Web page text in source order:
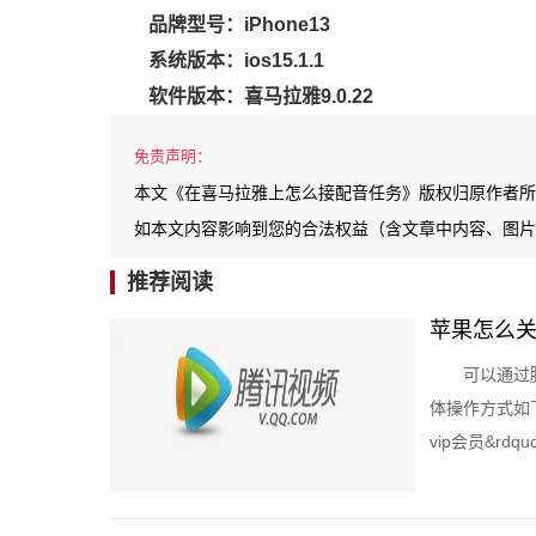
品牌型号：iPhone13
系统版本：ios15.1.1
软件版本：喜马拉雅9.0.22
免责声明：
本文《在喜马拉雅上怎么接配音任务》版权归原作者
如本文内容影响到您的合法权益（含文章中内容、图
推荐阅读
苹果怎么
可以通过
体操作方式如
vip会员